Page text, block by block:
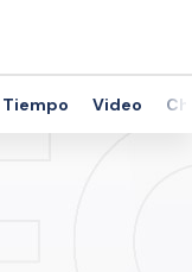
Tiempo Video